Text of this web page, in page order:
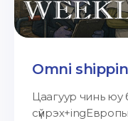
Omni
Цаагуур чинь юу